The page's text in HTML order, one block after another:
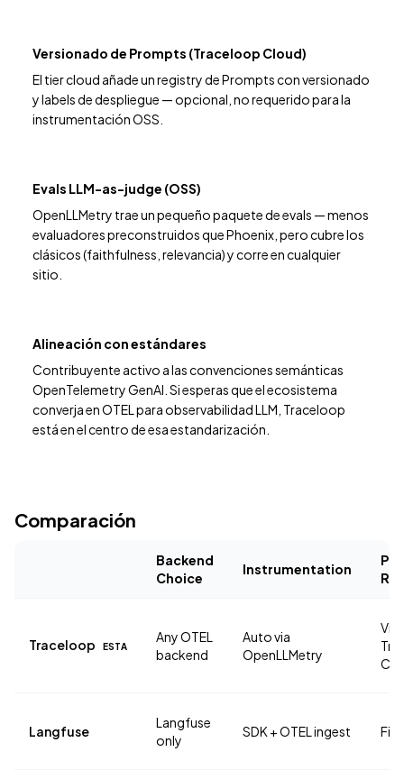
Versionado de Prompts (Traceloop Cloud)
El tier cloud añade un registry de Prompts con versionado
y labels de despliegue — opcional, no requerido para la
instrumentación OSS.
Evals LLM-as-judge (OSS)
OpenLLMetry trae un pequeño paquete de evals — menos
evaluadores preconstruidos que Phoenix, pero cubre los
clásicos (faithfulness, relevancia) y corre en cualquier
sitio.
Alineación con estándares
Contribuyente activo a las convenciones semánticas
OpenTelemetry GenAI. Si esperas que el ecosistema
converja en OTEL para observabilidad LLM, Traceloop
está en el centro de esa estandarización.
Comparación
Backend
Choice
Instrumentation
Traceloop ESTA
Any OTEL
backend
Auto via
OpenLLMetry
Via
Langfuse
Langfuse
only
SDK + OTEL ingest